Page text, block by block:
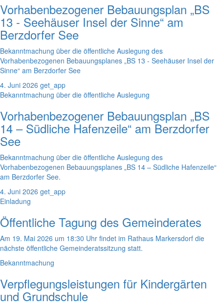
Vorhabenbezogener Bebauungsplan „BS
13 - Seehäuser Insel der Sinne“ am
Berzdorfer See
Bekanntmachung über die öffentliche Auslegung des
Vorhabenbezogenen Bebauungsplanes „BS 13 - Seehäuser Insel der
Sinne“ am Berzdorfer See
4. Juni 2026 get_app
Bekanntmachung über die öffentliche Auslegung
Vorhabenbezogener Bebauungsplan „BS
14 – Südliche Hafenzeile“ am Berzdorfer
See
Bekanntmachung über die öffentliche Auslegung des
Vorhabenbezogenen Bebauungsplanes „BS 14 – Südliche Hafenzeile“
am Berzdorfer See.
4. Juni 2026 get_app
Einladung
Öffentliche Tagung des Gemeinderates
Am 19. Mai 2026 um 18:30 Uhr findet im Rathaus Markersdorf die
nächste öffentliche Gemeinderatssitzung statt.
Bekanntmachung
Verpflegungsleistungen für Kindergärten
und Grundschule